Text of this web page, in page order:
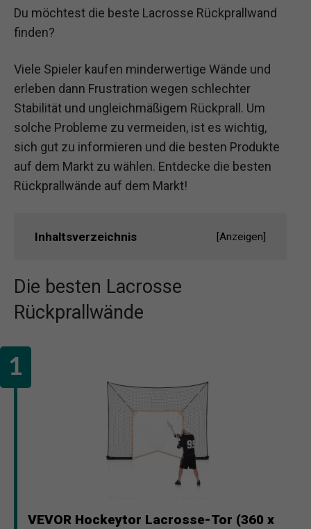
Du möchtest die beste Lacrosse Rückprallwand
finden?
Viele Spieler kaufen minderwertige Wände und
erleben dann Frustration wegen schlechter
Stabilität und ungleichmäßigem Rückprall. Um
solche Probleme zu vermeiden, ist es wichtig,
sich gut zu informieren und die besten Produkte
auf dem Markt zu wählen. Entdecke die besten
Rückprallwände auf dem Markt!
Inhaltsverzeichnis Anzeigen
Die besten Lacrosse
Rückprallwände
VEVOR Hockeytor Lacrosse-Tor (360 x